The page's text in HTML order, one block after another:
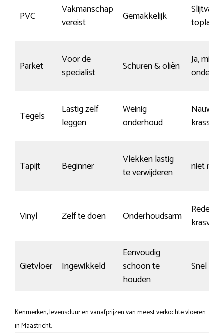
PVC
Vakmanschap
vereist
Gemakkelijk
Slijtvaste
toplaag
Parket
Voor de
specialist
Schuren & oliën
Ja, mits
Tegels
Lastig zelf
leggen
Weinig
onderhoud
krassen
Tapijt Beginner
Vlekken lastig
te verwijderen
niet
Vinyl Zelf te doen Onderhoudsarm
Redelijk
krasvast
Gietvloer Ingewikkeld
Eenvoudig
schoon te
houden
Snel
Kenmerken, levensduur en vanafprijzen van meest verkochte vloeren
in Maastricht.